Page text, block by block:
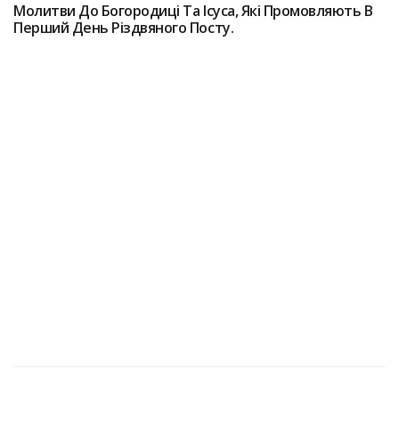
Мoлитви До Богородиці Та Іcyса, Які Пpoмовляють В
Перший Дeнь Різдвянoгo Пocту.